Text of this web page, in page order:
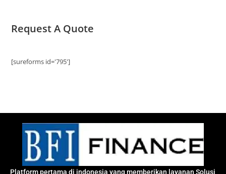
Request A Quote
[sureforms id='795']
Platform pertama di indonesia yang memberikan layanan Solusi